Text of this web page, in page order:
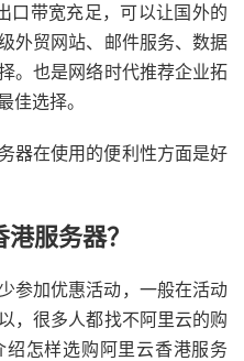
口带宽充足，可以让国外的
外贸网站、邮件服务、数据
。也是网络时代推荐企业拓
佳选择。
器在使用的便利性方面是好
服务器？
参加优惠活动，一般在活动
，很多人都找不阿里云的购
怎样选购阿里云香港服务